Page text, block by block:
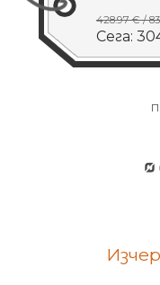
428.97 € /
Сега: